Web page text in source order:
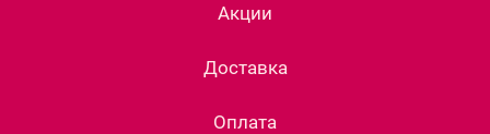
Акции
Доставка
Оплата